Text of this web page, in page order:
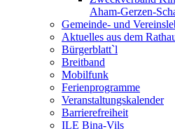
Aham-Gerzen-
Gemeinde- und
Aktuelles aus dem
Bürgerblatt`l
Breitband
Mobilfunk
Ferienprogramme
Veranstaltungskalender
Barrierefreiheit
ILE Bina-Vils